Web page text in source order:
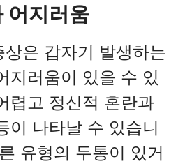
어지러움
상은 갑자기 발생하는
지러움이 있을 수 있
렵고 정신적 혼란과
이 나타날 수 있습니
유형의 두통이 있거